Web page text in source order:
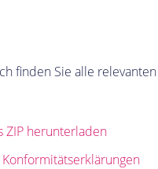
finden Sie alle
ZIP herunterladen